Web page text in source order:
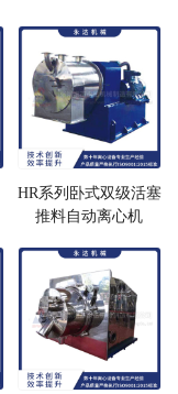
HR系列卧式双级活塞
推料自动离心机